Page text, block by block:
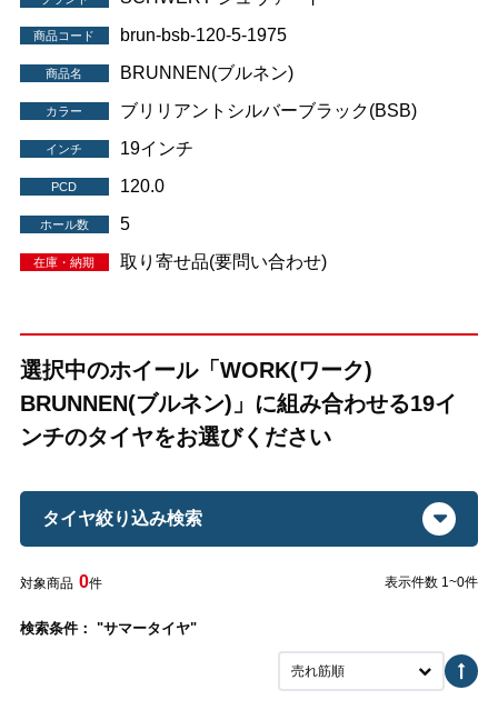
商品コード brun-bsb-120-5-1975
商品名 BRUNNEN(ブルネン)
カラー ブリリアントシルバーブラック(BSB)
インチ 19インチ
PCD 120.0
ホール数 5
在庫・納期 取り寄せ品(要問い合わせ)
選択中のホイール「WORK(ワーク)
BRUNNEN(ブルネン)」に組み合わせる19イ
ンチのタイヤをお選びください
タイヤ絞り込み検索
対象商品 0件 表示件数 1~0件
検索条件： "サマータイヤ"
売れ筋順